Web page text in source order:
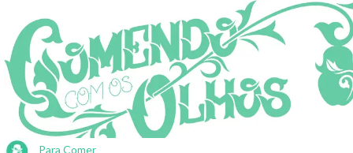
Para Comer